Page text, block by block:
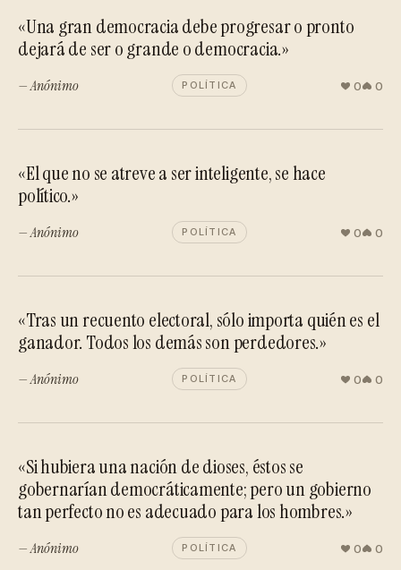
«Una gran democracia debe progresar o pronto
dejará de ser o grande o democracia.»
— Anónimo POLÍTICA 0 0
«El que no se atreve a ser inteligente, se hace
político.»
— Anónimo POLÍTICA 0 0
«Tras un recuento electoral, sólo importa quién es el
ganador. Todos los demás son perdedores.»
— Anónimo POLÍTICA 0 0
«Si hubiera una nación de dioses, éstos se
gobernarían democráticamente; pero un gobierno
tan perfecto no es adecuado para los hombres.»
— Anónimo POLÍTICA 0 0